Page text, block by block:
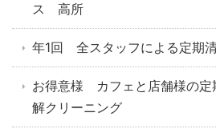
ス 高所
年1回 全スタッフによる定期
お得意様 カフェと店舗様の定
解クリーニング